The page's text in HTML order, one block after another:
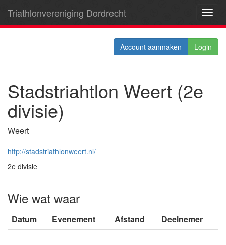
Triathlonvereniging Dordrecht
Account aanmaken Login
Stadstriahtlon Weert (2e
divisie)
Weert
http://stadstriathlonweert.nl/
2e divisie
Wie wat waar
Datum Evenement Afstand Deelnemer